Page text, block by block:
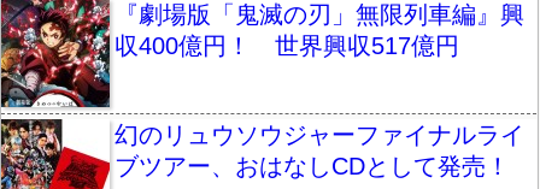
『劇場版「鬼滅の刃」無限列車編』興
収400億円！ 世界興収517億円
幻のリュウソウジャーファイナルライ
ブツアー、おはなしCDとして発売！